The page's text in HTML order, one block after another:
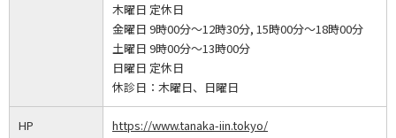
木曜日 定休日
金曜日 9時00分～12時30分, 15時00分～18時00分
土曜日 9時00分～13時00分
日曜日 定休日
休診日： 木曜日、日曜日
HP https://www.tanaka-iin.tokyo/